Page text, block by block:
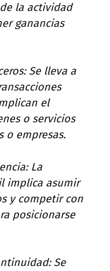
la actividad
ganancias
Se lleva a
el
o servicios
o empresas.
La
implica asumir
y competir con
posicionarse
Se